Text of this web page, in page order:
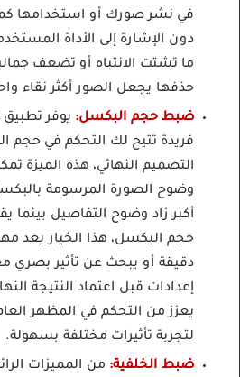
في نشر صورك أو استخدامها
دون الإشارة إلى الأداة
ما تشتت الانتباه أو تضعف
حذفها يجعل الصور أكثر نقاء
ضبط حجم البكسل:
فريدة تتيح لك التحكم في حجم
التصميم النهائي، هذه الميزة
وضوح الصورة المرسومة
أكبر زاد وضوح التفاصيل
حجم البكسل، هذا الخيار يعد
دقيقة أو يبحث عن تأثير بصري
إعدادات قبل اعتماد النتيجة
يعزز من التحكم في المظهر
لتجربة تأثيرات مختلفة بسهولة.
ضبط الخلفية: